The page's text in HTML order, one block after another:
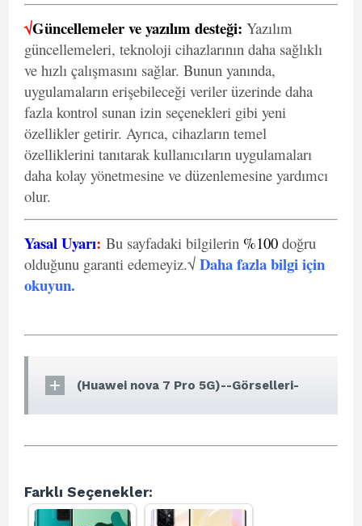
√Güncellemeler ve yazılım desteği: Yazılım
güncellemeleri, teknoloji cihazlarının daha sağlıklı
ve hızlı çalışmasını sağlar. Bunun yanında,
uygulamaların erişebileceği veriler üzerinde daha
fazla kontrol sunan izin seçenekleri gibi yeni
özellikler getirir. Ayrıca, cihazların temel
özelliklerini tanıtarak kullanıcıların uygulamaları
daha kolay yönetmesine ve düzenlemesine yardımcı
olur.
Yasal Uyarı: Bu sayfadaki bilgilerin %100 doğru
olduğunu garanti edemeyiz.√ Daha fazla bilgi için
okuyun.
(Huawei nova 7 Pro 5G)--Görselleri-
Farklı Seçenekler: